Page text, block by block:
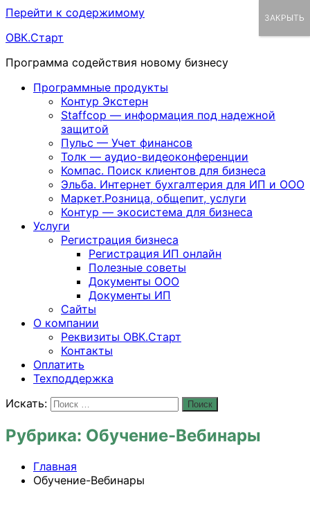
Перейти к содержимому
ОВК.Старт
Программа содействия новому бизнесу
Программные продукты
Контур Экстерн
Staffcop — информация под надежной
защитой
Пульс — Учет финансов
Толк — аудио-видеоконференции
Компас. Поиск клиентов для бизнеса
Эльба. Интернет бухгалтерия для ИП и ООО
Маркет.Розница, общепит, услуги
Контур — экосистема для бизнеса
Услуги
Регистрация бизнеса
Регистрация ИП онлайн
Полезные советы
Документы ООО
Документы ИП
Сайты
О компании
Реквизиты ОВК.Старт
Контакты
Оплатить
Техподдержка
Искать:
Поиск
Рубрика: Обучение-Вебинары
Главная
Обучение-Вебинары
ЗАКРЫТЬ